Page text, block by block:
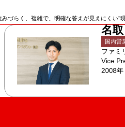
らく、複雑で、明確な答えが見えにくい”
名
国内営
ファミ
Vice
2008年